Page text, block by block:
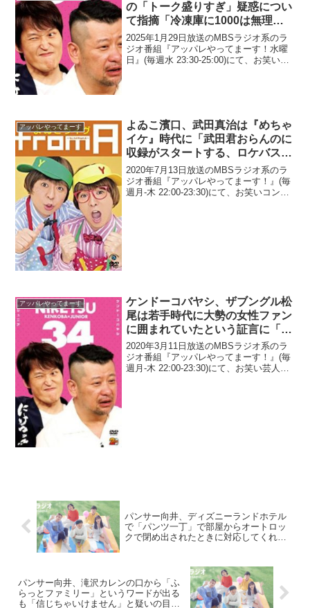
の「トーク盛りすぎ」疑惑につい
て指摘「冷凍庫に1000は無理や
な」
2025年1月29日放送のMBSラジオ系のラ
ジオ番組『アッパレやってまーす！水曜
日』(毎週水 23:30-25:00)にて、お笑い芸
アッパレやってまーす
よゐこ濱口、武田真治は『めちゃ
イケ』時代に「武田君おらんのに
収録がスタートする、ロケバスが
発車する」ということがよくあっ
たと明かす「シンディ忘れが恒例
に」
2020年7月13日放送のMBSラジオ系のラ
ジオ番組『アッパレやってまーす！』(毎
週月-木 22:00-23:30)にて、お笑いコン
アッパレやってまーす
ケンドーコバヤシ、ザブングル松
尾は若手時代に大勢の女性ファン
に囲まれていたという証言に「そ
れだけ応援されてて、なんであん
な闇営業行くねん」
2020年3月11日放送のMBSラジオ系のラ
ジオ番組『アッパレやってまーす！』(毎
週月-木 22:00-23:30)にて、お笑い芸人・
パンサー向井、ディズニーランドホテル
で「パンツ一丁」で部屋からオートロッ
クで閉め出されたときに対応してくれた
パンサー向井、滝沢カレンの口から「ふ
らっとファミリー」というワードが出る
も「信じちゃいけません」と疑いの目